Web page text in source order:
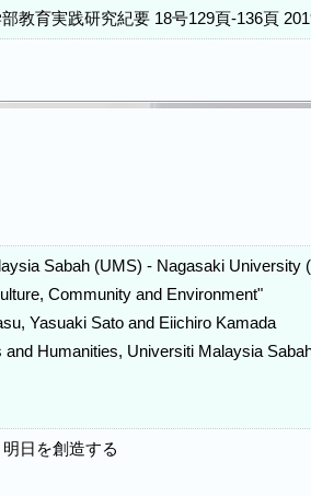
教育実践研究紀要 18号129頁-136頁
Sabah (UMS) - Nagasaki
Community and Environment"
Yasuaki Sato and Eiichiro Kamada
and Humanities, Universiti Malaysia
日を創造する